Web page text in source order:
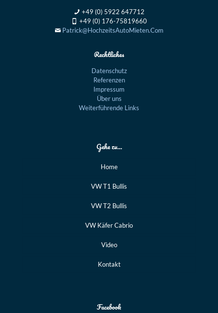
+49 (0) 5922 647712
+49 (0) 176-75819660
Patrick@HochzeitsAutoMieten.Com
Rechtliches
Datenschutz
Referenzen
Impressum
Über uns
Weiterführende Links
Gehe zu…
Home
VW T1 Bullis
VW T2 Bullis
VW Käfer Cabrio
Video
Kontakt
Facebook